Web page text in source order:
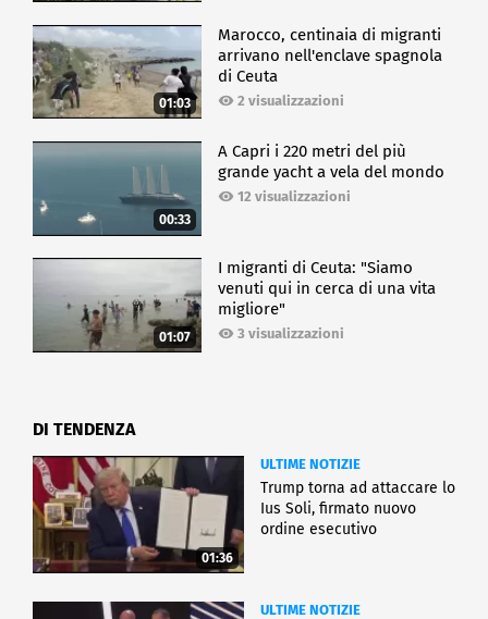
01:03
Marocco, centinaia di migranti
arrivano nell'enclave spagnola
di Ceuta
2 visualizzazioni
00:33
A Capri i 220 metri del più
grande yacht a vela del mondo
12 visualizzazioni
01:07
I migranti di Ceuta: "Siamo
venuti qui in cerca di una vita
migliore"
3 visualizzazioni
DI TENDENZA
01:36
ULTIME NOTIZIE
Trump torna ad attaccare lo
Ius Soli, firmato nuovo
ordine esecutivo
ULTIME NOTIZIE